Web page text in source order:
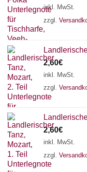
inkl. MwSt.
zzgl.
2,60€
inkl. MwSt.
zzgl.
2,60€
inkl. MwSt.
zzgl.
Chat Support
18 SAITEN 21